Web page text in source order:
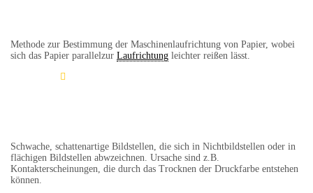
Methode zur Bestimmung der Maschinenlaufrichtung von Papier, wobei
sich das Papier parallelzur Laufrichtung leichter reißen lässt.
Schwache, schattenartige Bildstellen, die sich in Nichtbildstellen oder in
flächigen Bildstellen abwzeichnen. Ursache sind z.B.
Kontakterscheinungen, die durch das Trocknen der Druckfarbe entstehen
können.